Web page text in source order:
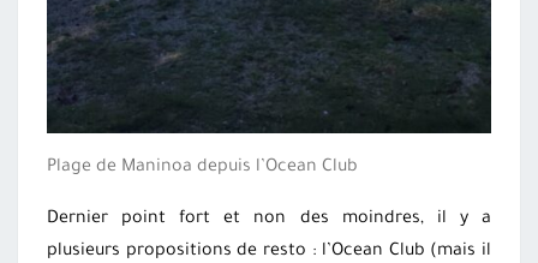
Plage de Maninoa depuis l’Ocean Club
Dernier point fort et non des moindres, il y a
plusieurs propositions de resto : l’Ocean Club (mais il